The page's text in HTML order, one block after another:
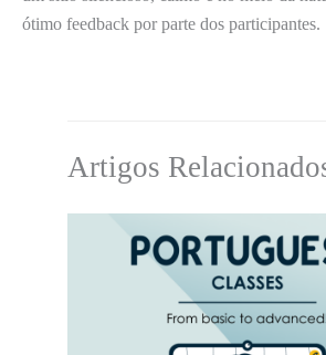
ótimo feedback por parte dos participantes.
Artigos